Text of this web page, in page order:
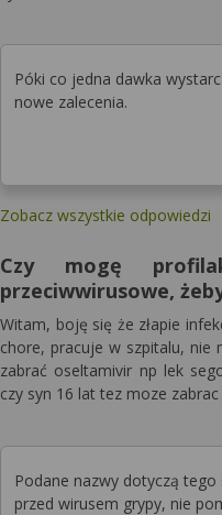
Póki co jedna dawka
nowe zalecenia.
Zobacz wszystkie odpowiedzi
Czy mogę
przeciwwirusowe,
Witam, boję się że złapie
chore, pracuje w szpitalu, nie
zabrać oseltamivir np lek
czy syn 16 lat tez moze
Podane nazwy dotyczą tego
przed wirusem grypy, nie